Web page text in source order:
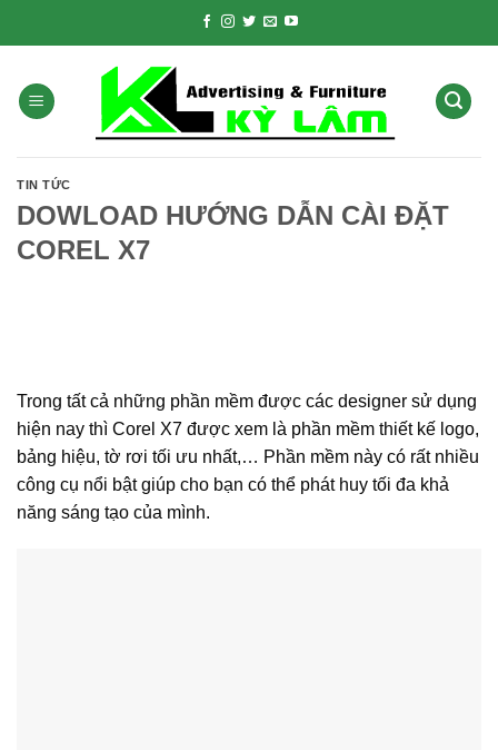
TIN TỨC
DOWLOAD HƯỚNG DẪN CÀI ĐẶT
COREL X7
Trong tất cả những phần mềm được các designer sử dụng
hiện nay thì Corel X7 được xem là phần mềm thiết kế logo,
bảng hiệu, tờ rơi tối ưu nhất,… Phần mềm này có rất nhiều
công cụ nổi bật giúp cho bạn có thể phát huy tối đa khả
năng sáng tạo của mình.